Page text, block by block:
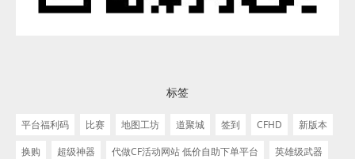
标签
平台福利码 比赛 地图工坊 道聚城 签到 CFHD
新版本
换购
超级神器 代做CF活动网站 低价自助下单平台
英雄级武器